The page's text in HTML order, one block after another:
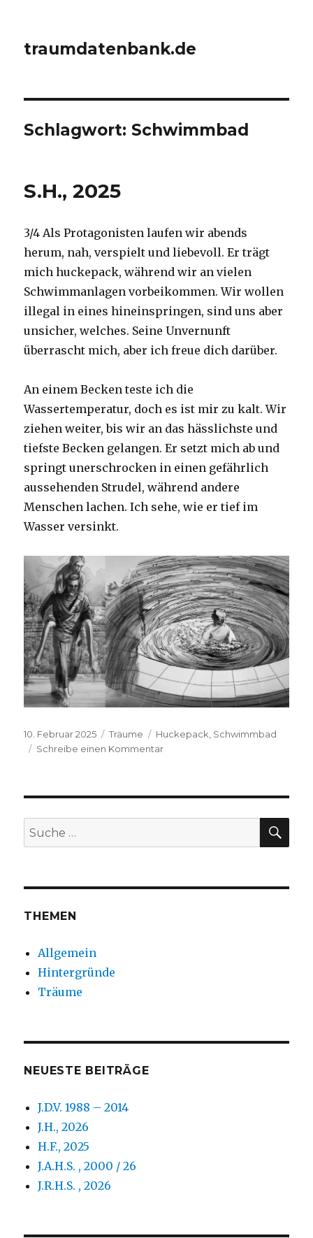
traumdatenbank.de
Schlagwort: Schwimmbad
S.H., 2025
3/4 Als Protagonisten laufen wir abends
herum, nah, verspielt und liebevoll. Er trägt
mich huckepack, während wir an vielen
Schwimmanlagen vorbeikommen. Wir wollen
illegal in eines hineinspringen, sind uns aber
unsicher, welches. Seine Unvernunft
überrascht mich, aber ich freue dich darüber.
An einem Becken teste ich die
Wassertemperatur, doch es ist mir zu kalt. Wir
ziehen weiter, bis wir an das hässlichste und
tiefste Becken gelangen. Er setzt mich ab und
springt unerschrocken in einen gefährlich
aussehenden Strudel, während andere
Menschen lachen. Ich sehe, wie er tief im
Wasser versinkt.
Veröffentlicht
am
10. Februar 2025 Kategorien
Träume Schlagwörter
Huckepack Schwimmbad
Schreibe einen Kommentarzu
Suche
nach:
THEMEN
Allgemein
Hintergründe
Träume
NEUESTE BEITRÄGE
J.D.V. 1988 – 2014
J.H., 2026
H.F., 2025
J.A.H.S. , 2000 / 26
J.R.H.S. , 2026